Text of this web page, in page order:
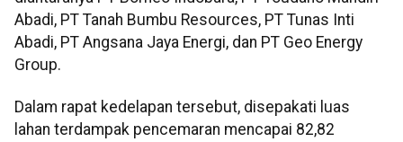
Abadi, PT Tanah Bumbu Resources, PT Tunas Inti
Abadi, PT Angsana Jaya Energi, dan PT Geo Energy
Group.
Dalam rapat kedelapan tersebut, disepakati luas
lahan terdampak pencemaran mencapai 82,82